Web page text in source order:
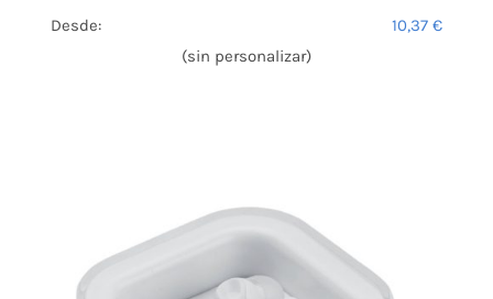
Desde: 10,37 €
(sin personalizar)